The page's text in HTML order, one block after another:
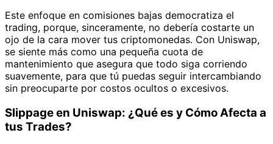
Este enfoque en comisiones bajas democratiza el
trading, porque, sinceramente, no debería costarte un
ojo de la cara mover tus criptomonedas. Con Uniswap,
se siente más como una pequeña cuota de
mantenimiento que asegura que todo siga corriendo
suavemente, para que tú puedas seguir intercambiando
sin preocuparte por costos ocultos o excesivos.
Slippage en Uniswap: ¿Qué es y Cómo Afecta a
tus Trades?